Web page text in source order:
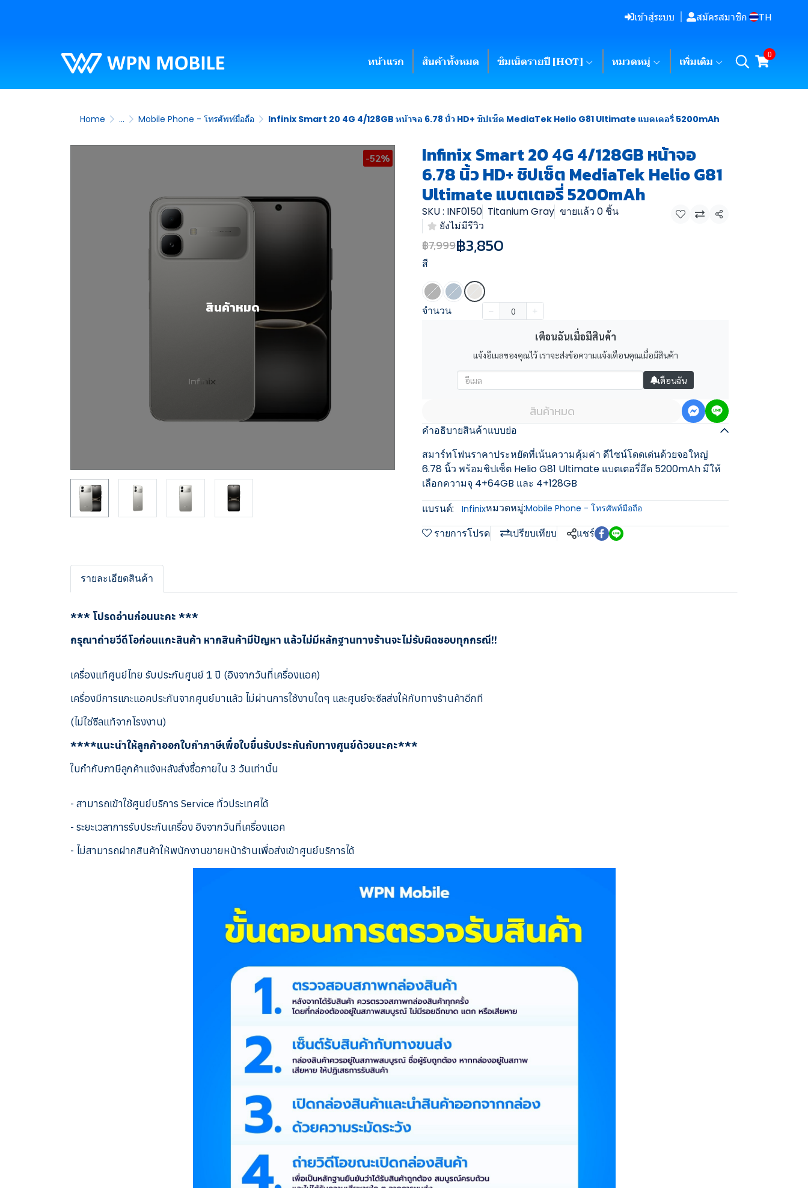
เข้าสู่ระบบ สมัครสมาชิก TH
หน้าแรก สินค้าทั้งหมด ซิมเน็ตรายปี [HOT] หมวดหมู่ เพิ่มเติม
0
Home ... Mobile Phone - โทรศัพท์มือถือ Infinix Smart 20 4G 4/128GB หน้าจอ 6.78 นิ้ว HD+ ชิปเซ็ต MediaTek Helio G81 Ultimate แบตเตอรี่ 5200mAh
-52%
สินค้าหมด
Infinix Smart 20 4G 4/128GB หน้าจอ
6.78 นิ้ว HD+ ชิปเซ็ต MediaTek Helio G81
Ultimate แบตเตอรี่ 5200mAh
SKU : INF0150 Titanium Gray ขายแล้ว 0 ชิ้น
ยังไม่มีรีวิว
แชร์
฿7,999฿3,850
สี
จำนวน
เตือนฉันเมื่อมีสินค้า
แจ้งอีเมลของคุณไว้ เราจะส่งข้อความแจ้งเตือนคุณเมื่อมีสินค้า
เตือนฉัน
สินค้าหมด
คำอธิบายสินค้าแบบย่อ
สมาร์ทโฟนราคาประหยัดที่เน้นความคุ้มค่า ดีไซน์โดดเด่นด้วยจอใหญ่
6.78 นิ้ว พร้อมชิปเซ็ต Helio G81 Ultimate แบตเตอรี่อึด 5200mAh มีให้
เลือกความจุ 4+64GB และ 4+128GB
แบรนด์:
Infinixหมวดหมู่:Mobile Phone - โทรศัพท์มือถือ
รายการโปรด เปรียบเทียบ แชร์
รายละเอียดสินค้า
*** โปรดอ่านก่อนนะคะ ***
กรุณาถ่ายวีดีโอก่อนแกะสินค้า หากสินค้ามีปัญหา แล้วไม่มีหลักฐานทางร้านจะไม่รับผิดชอบทุกกรณี!!
เครื่องแท้ศูนย์ไทย รับประกันศูนย์ 1 ปี (อิงจากวันที่เครื่องแอค)
เครื่องมีการแกะแอคประกันจากศูนย์มาแล้ว ไม่ผ่านการใช้งานใดๆ และศูนย์จะซีลส่งให้กับทางร้านค้าอีกที
(ไม่ใช่ซีลแท้จากโรงงาน)
****แนะนำให้ลูกค้าออกใบกำภาษีเพื่อใบยื่นรับประกันกับทางศูนย์ด้วยนะคะ***
ใบกำกับภาษีลูกค้าแจ้งหลังสั่งซื้อภายใน 3 วันเท่านั้น
- สามารถเข้าใช้ศูนย์บริการ Service ทั่วประเทศได้
- ระยะเวลาการรับประกันเครื่อง อิงจากวันที่เครื่องแอค
- ไม่สามารถฝากสินค้าให้พนักงานขายหน้าร้านเพื่อส่งเข้าศูนย์บริการได้